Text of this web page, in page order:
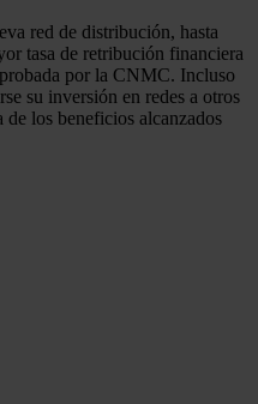
red de distribución, hasta
tasa de retribución financiera
por la CNMC. Incluso
su inversión en redes a otros
de los beneficios alcanzados